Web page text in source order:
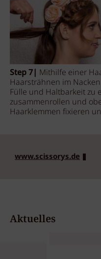
Step 7| Mithilfe einer
Haarsträhnen im
Fülle und Haltbarkeit zu
zusammenrollen und
Haarklemmen fixieren
www.scissorys.de
Aktuelles